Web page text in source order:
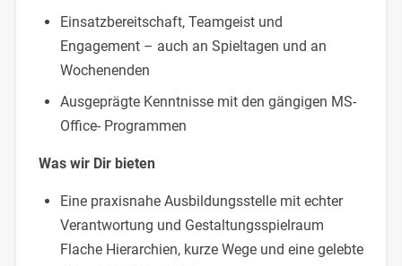
Einsatzbereitschaft, Teamgeist und
Engagement – auch an Spieltagen und an
Wochenenden
Ausgeprägte Kenntnisse mit den gängigen MS-
Office- Programmen
Was wir Dir bieten
Eine praxisnahe Ausbildungsstelle mit echter
Verantwortung und Gestaltungsspielraum
Flache Hierarchien, kurze Wege und eine gelebte